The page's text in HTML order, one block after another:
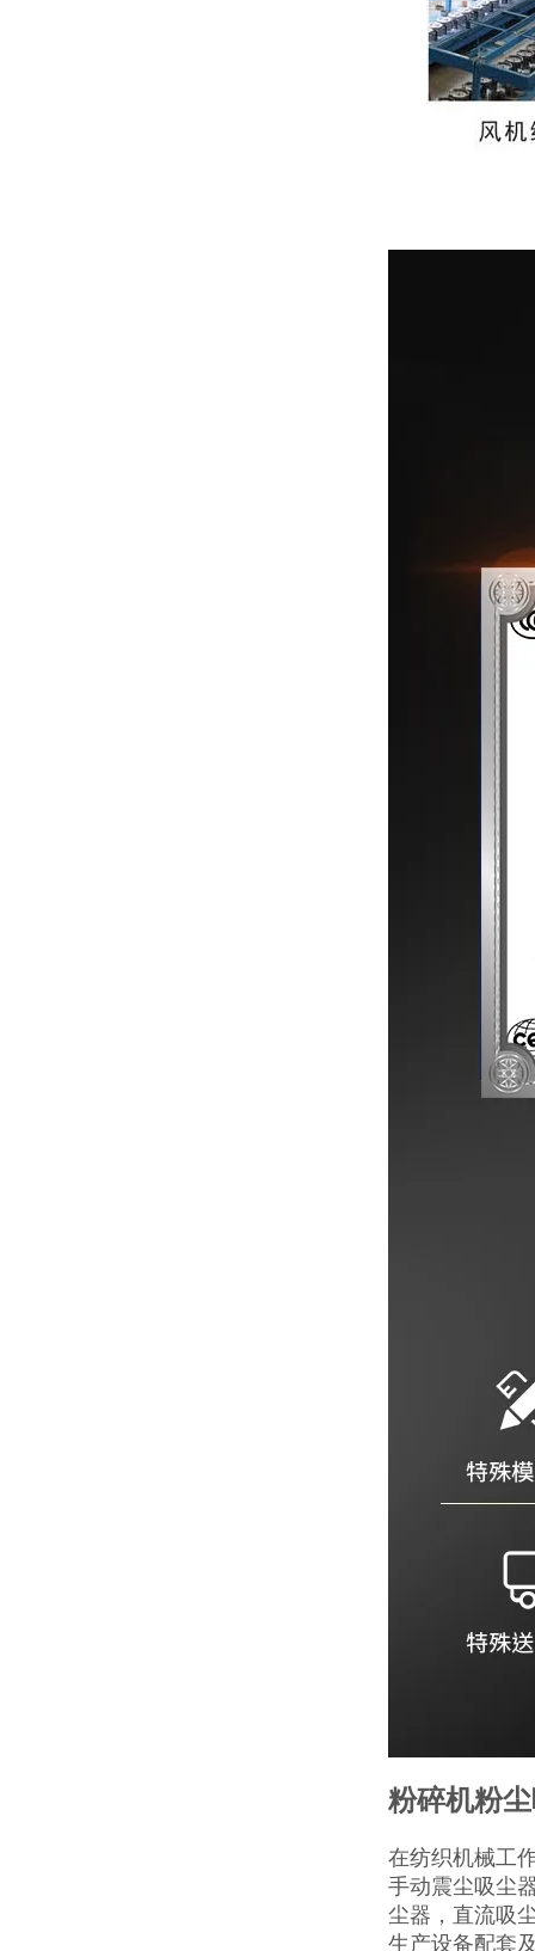
粉碎机粉
在纺织机械工
手动震尘吸尘
尘器，直流吸
生产设备配套